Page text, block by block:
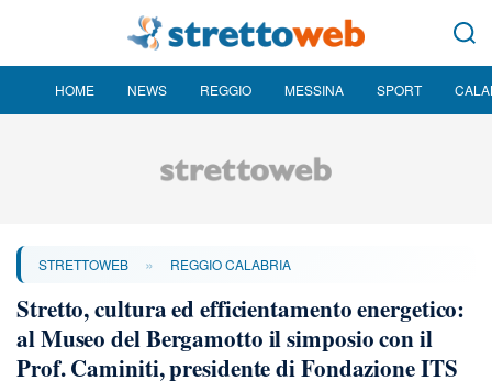
HOME NEWS REGGIO MESSINA SPORT
STRETTOWEB » REGGIO CALABRIA
Stretto, cultura ed efficientamento energetico:
al Museo del Bergamotto il simposio con il
Prof. Caminiti, presidente di Fondazione ITS